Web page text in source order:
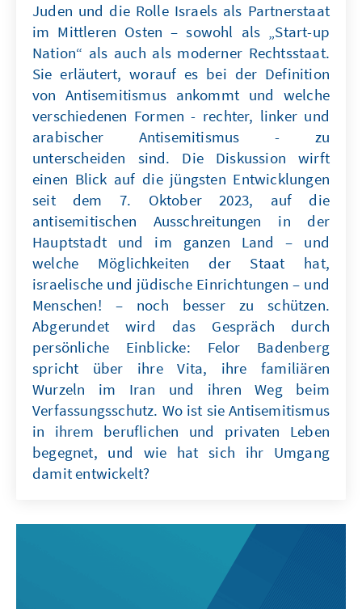
Juden und die Rolle Israels als Partnerstaat
im Mittleren Osten – sowohl als „Start-up
Nation“ als auch als moderner Rechtsstaat.
Sie erläutert, worauf es bei der Definition
von Antisemitismus ankommt und welche
verschiedenen Formen - rechter, linker und
arabischer Antisemitismus - zu
unterscheiden sind. Die Diskussion wirft
einen Blick auf die jüngsten Entwicklungen
seit dem 7. Oktober 2023, auf die
antisemitischen Ausschreitungen in der
Hauptstadt und im ganzen Land – und
welche Möglichkeiten der Staat hat,
israelische und jüdische Einrichtungen – und
Menschen! – noch besser zu schützen.
Abgerundet wird das Gespräch durch
persönliche Einblicke: Felor Badenberg
spricht über ihre Vita, ihre familiären
Wurzeln im Iran und ihren Weg beim
Verfassungsschutz. Wo ist sie Antisemitismus
in ihrem beruflichen und privaten Leben
begegnet, und wie hat sich ihr Umgang
damit entwickelt?